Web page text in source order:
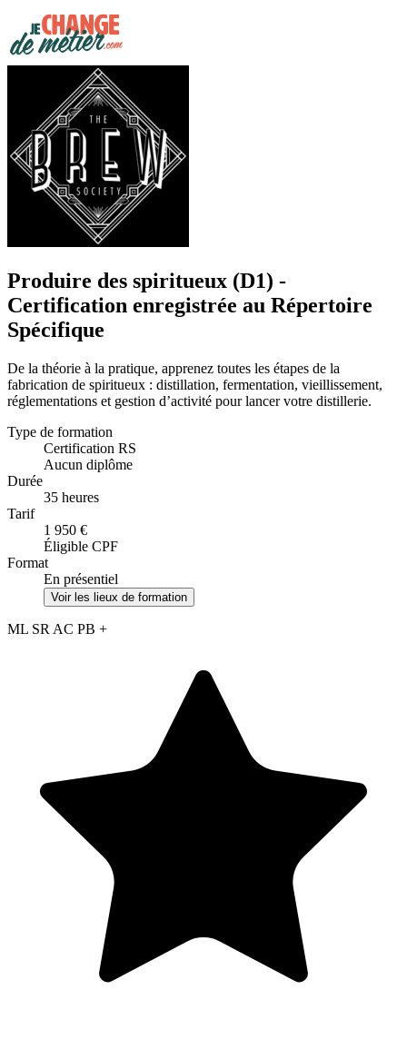
Produire des spiritueux (D1) -
Certification enregistrée au Répertoire
Spécifique
De la théorie à la pratique, apprenez toutes les étapes de la
fabrication de spiritueux : distillation, fermentation, vieillissement,
réglementations et gestion d’activité pour lancer votre distillerie.
Type de formation
Certification RS
Aucun diplôme
Durée
35 heures
Tarif
1 950 €
Éligible CPF
Format
En présentiel
Voir les lieux de formation
ML SR AC PB +